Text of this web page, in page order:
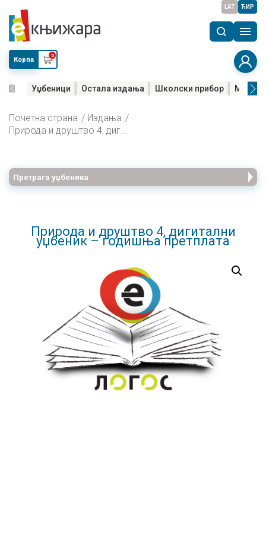
LAT ЋИР
Корпа
0
Уџбеници Остала издања Школски прибор Мала
Почетна страна
Издања
Природа и друштво 4, дигитални уџбеник – годишња претплата
Претрага уџбеника
Природа и друштво 4, дигитални
уџбеник – годишња претплата